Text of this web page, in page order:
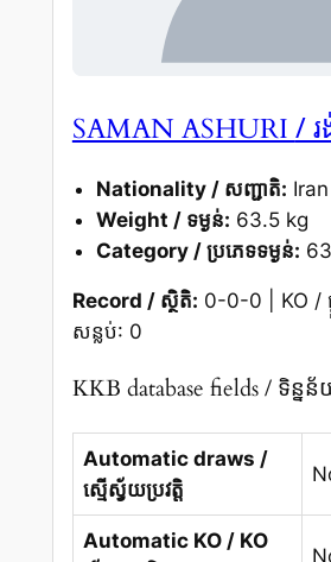
SAMAN ASHURI / រ
Nationality / សញ្ជាតិ: Iran
Weight / ទម្ងន់: 63.5 kg
Category / ប្រភេទទម្ងន់:
Record / ស្ថិតិ: 0-0-0 | KO /
សន្លប់: 0
KKB database fields / ទិន្ន
Automatic draws /
ស្មើស្វ័យប្រវត្តិ
Automatic KO / KO